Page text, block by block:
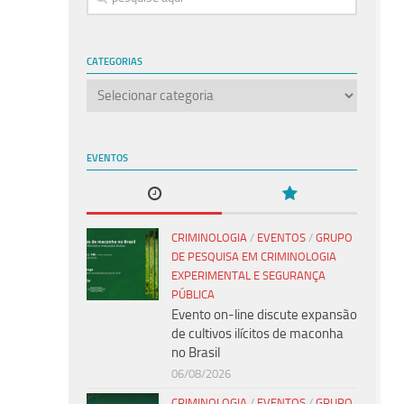
CATEGORIAS
Categorias
EVENTOS
CRIMINOLOGIA / EVENTOS / GRUPO
DE PESQUISA EM CRIMINOLOGIA
EXPERIMENTAL E SEGURANÇA
PÚBLICA
Evento on-line discute expansão
de cultivos ilícitos de maconha
no Brasil
06/08/2026